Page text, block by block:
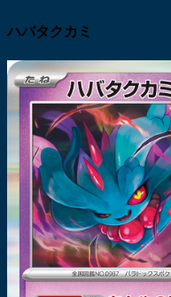
ハバタクカミ